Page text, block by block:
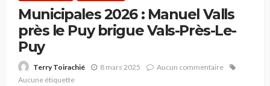
Municipales 2026 : Manuel Valls
près le Puy brigue Vals-Près-Le-
Puy
Terry Toirachié 8 mars 2025
Aucun commentaire
Aucune étiquette